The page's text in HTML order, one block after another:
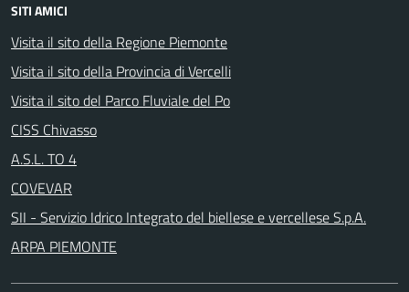
SITI AMICI
Visita il sito della Regione Piemonte
Visita il sito della Provincia di Vercelli
Visita il sito del Parco Fluviale del Po
CISS Chivasso
A.S.L. TO 4
COVEVAR
SII - Servizio Idrico Integrato del biellese e vercellese S.p.A.
ARPA PIEMONTE